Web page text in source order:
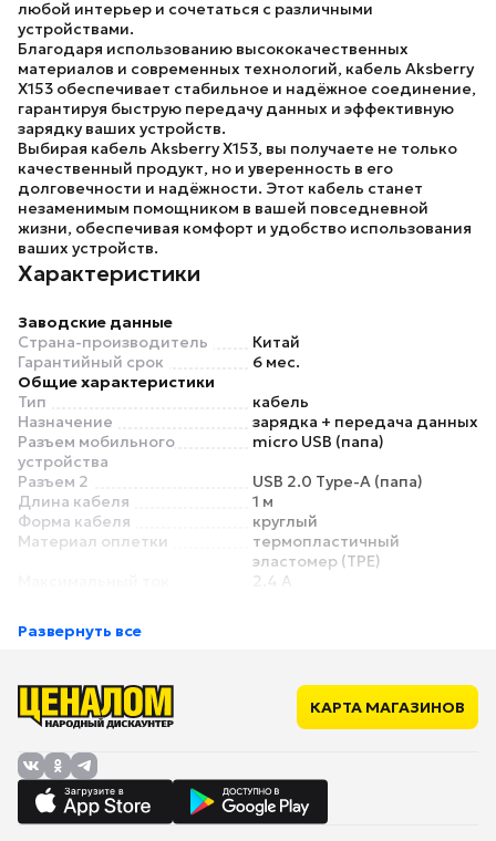
любой интерьер и сочетаться с различными
устройствами.
Благодаря использованию высококачественных
материалов и современных технологий, кабель Aksberry
X153 обеспечивает стабильное и надёжное соединение,
гарантируя быструю передачу данных и эффективную
зарядку ваших устройств.
Выбирая кабель Aksberry X153, вы получаете не только
качественный продукт, но и уверенность в его
долговечности и надёжности. Этот кабель станет
незаменимым помощником в вашей повседневной
жизни, обеспечивая комфорт и удобство использования
ваших устройств.
Характеристики
Заводские данные
Страна-производитель
Китай
Гарантийный срок
6 мес.
Общие характеристики
Тип
кабель
Назначение
зарядка + передача данных
Разъем мобильного
устройства
micro USB (папа)
Разъем 2
USB 2.0 Type-A (папа)
Длина кабеля
1 м
Форма кабеля
круглый
Материал оплетки
термопластичный
эластомер (TPE)
2.4 А
Особенности
Съемный магнитный
разъем
LED-индикатор /
Развернуть все
КАРТА МАГАЗИНОВ